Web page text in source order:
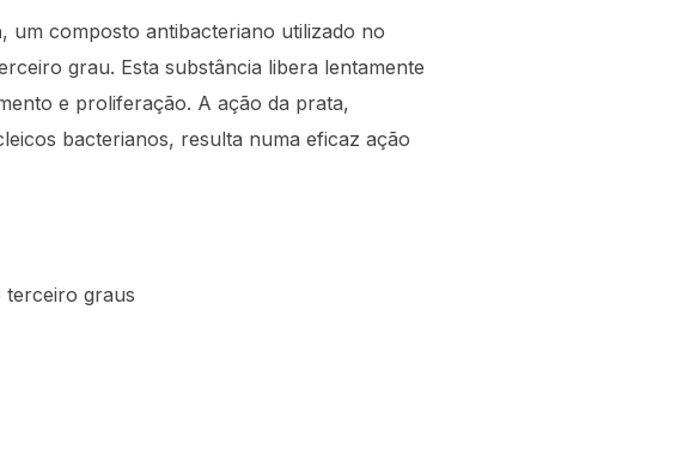
, um composto antibacteriano utilizado no
grau. Esta substância libera lentamente
e proliferação. A ação da prata,
bacterianos, resulta numa eficaz ação
terceiro graus